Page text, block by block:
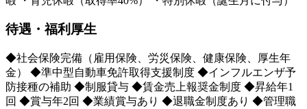
待遇・福利厚生
◆社会保険完備（雇用保険、労災保険、健康保険、厚生年
金） ◆準中型自動車免許取得支援制度 ◆インフルエンザ予
防接種の補助 ◆制服貸与 ◆賃金売上報奨金制度 ◆昇給年1
回 ◆賞与年2回 ◆業績賞与あり ◆退職金制度あり ◆管理職